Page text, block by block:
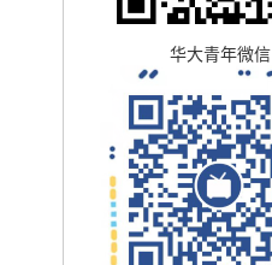
华大青年微信